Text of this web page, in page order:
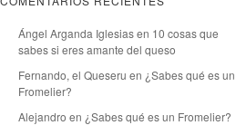
Ángel Arganda Iglesiasen 10 cosas que
sabes si eres amante del queso
Fernando, el Queseru en ¿Sabes qué es un
Fromelier?
Alejandro en ¿Sabes qué es un Fromelier?